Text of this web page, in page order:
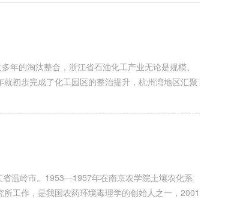
店
的淘汰整合，浙江省石油化工产业无论是规模、
初步完成了化工园区的整治提升，杭州湾地区汇聚
温岭市。1953—1957年在南京农学院土壤农化系
工作，是我国农药环境毒理学的创始人之一，2001